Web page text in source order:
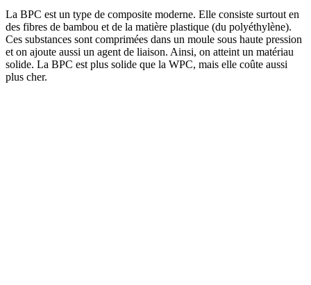
La BPC est un type de composite moderne. Elle consiste surtout en
des fibres de bambou et de la matière plastique (du polyéthylène).
Ces substances sont comprimées dans un moule sous haute pression
et on ajoute aussi un agent de liaison. Ainsi, on atteint un matériau
solide. La BPC est plus solide que la WPC, mais elle coûte aussi
plus cher.